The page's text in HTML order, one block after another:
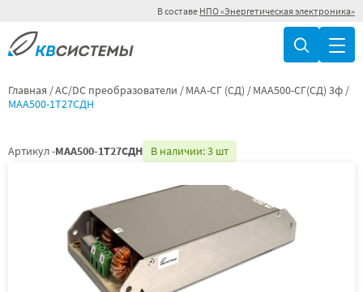
В составе НПО «Энергетическая электроника»
Главная AC/DC преобразователи МАА-СГ (СД)
МАА500-СГ(СД) 3ф
МАА500-1Т27СДН
Артикул -МАА500-1Т27СДН В наличии: 3 шт